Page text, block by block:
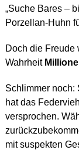
„Suche Bares –
Porzellan-Huhn
Doch die Freude
Wahrheit
Schlimmer noch:
hat das
versprochen.
mit suspekten